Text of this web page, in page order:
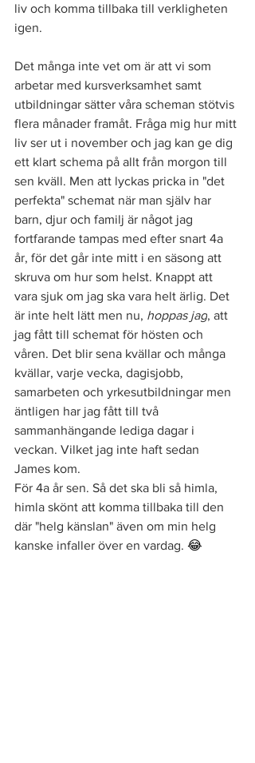
liv och komma tillbaka till verkligheten
igen.
Det många inte vet om är att vi som
arbetar med kursverksamhet samt
utbildningar sätter våra scheman stötvis
flera månader framåt. Fråga mig hur mitt
liv ser ut i november och jag kan ge dig
ett klart schema på allt från morgon till
sen kväll. Men att lyckas pricka in "det
perfekta" schemat när man själv har
barn, djur och familj är något jag
fortfarande tampas med efter snart 4a
år, för det går inte mitt i en säsong att
skruva om hur som helst. Knappt att
vara sjuk om jag ska vara helt ärlig. Det
är inte helt lätt men nu, hoppas jag, att
jag fått till schemat för hösten och
våren. Det blir sena kvällar och många
kvällar, varje vecka, dagisjobb,
samarbeten och yrkesutbildningar men
äntligen har jag fått till två
sammanhängande lediga dagar i
veckan. Vilket jag inte haft sedan
James kom.
För 4a år sen. Så det ska bli så himla,
himla skönt att komma tillbaka till den
där "helg känslan" även om min helg
kanske infaller över en vardag. 😂